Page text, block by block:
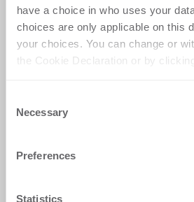
have a choice in who uses your
choices are only applicable on this
your choices. You can change or
the Cookie Declaration or by
preferences in the
features and to analyse our traffic.
who may combine it with other
Selection
Necessary
Preferences
Statistics